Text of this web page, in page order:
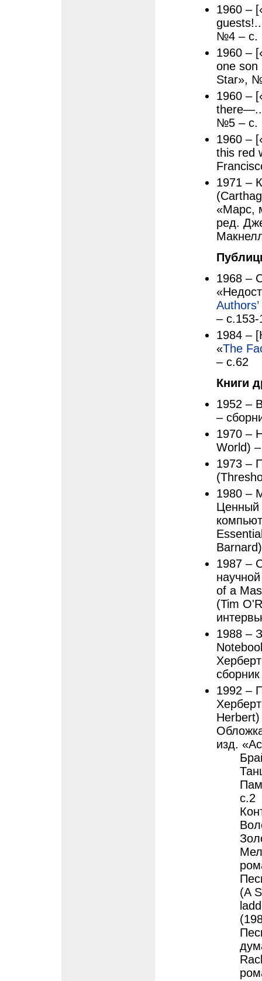
1960 –
№4 – с.
1960 –
one son
Star»,
1960 –
№5 – с.
1960 –
this red
1971 –
«Марс,
ред.
1968 –
– с.153-
1984 –
«The
– с.62
Книги
1952 –
–
1970 –
World)
1973 –
1980 –
Ценный
Barnard)
1987 –
of a
(Tim
1988 –
1992 –
изд.
с.2
(A